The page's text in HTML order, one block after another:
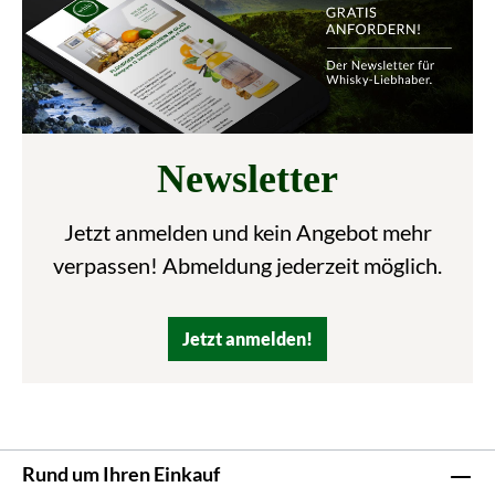
Newsletter
Jetzt anmelden und kein Angebot mehr
verpassen! Abmeldung jederzeit möglich.
Jetzt anmelden!
Rund um Ihren Einkauf